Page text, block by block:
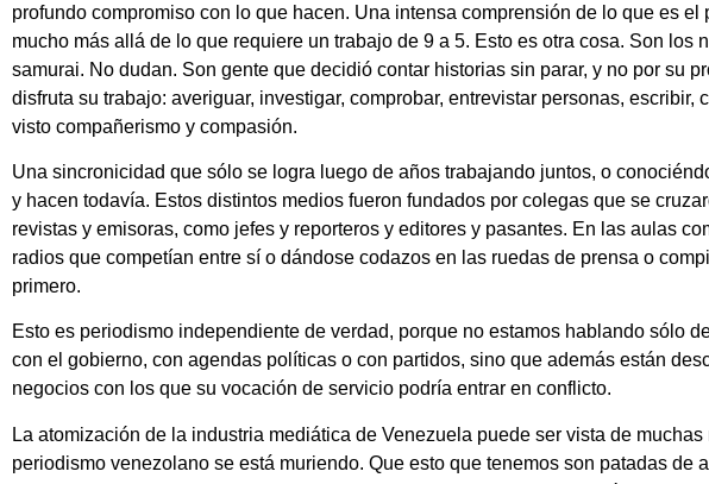
profundo compromiso con lo que hacen. Una intensa comprensión de lo que es el
mucho más allá de lo que requiere un trabajo de 9 a 5. Esto es otra cosa. Son los
samurai. No dudan. Son gente que decidió contar historias sin parar, y no por su
disfruta su trabajo: averiguar, investigar, comprobar, entrevistar personas, escribir,
visto compañerismo y compasión.
Una sincronicidad que sólo se logra luego de años trabajando juntos, o
y hacen todavía. Estos distintos medios fueron fundados por colegas que se
revistas y emisoras, como jefes y reporteros y editores y pasantes. En las aulas
radios que competían entre sí o dándose codazos en las ruedas de prensa o
primero.
Esto es periodismo independiente de verdad, porque no estamos hablando sólo
con el gobierno, con agendas políticas o con partidos, sino que además están
negocios con los que su vocación de servicio podría entrar en conflicto.
La atomización de la industria mediática de Venezuela puede ser vista de
periodismo venezolano se está muriendo. Que esto que tenemos son patadas de